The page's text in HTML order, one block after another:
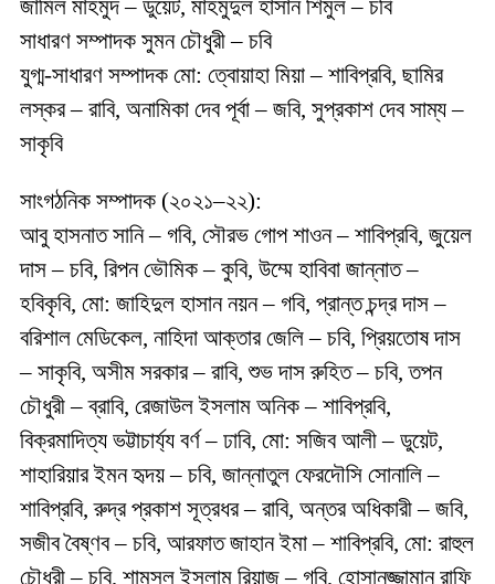
জামিল মাহমুদ – ডুয়েট, মাহমুদুল হাসান শিমুল – চবি
সাধারণ সম্পাদক সুমন চৌধুরী – চবি
যুগ্ম-সাধারণ সম্পাদক মো: ত্বোয়াহা মিয়া – শাবিপ্রবি, ছামির
লস্কর – রাবি, অনামিকা দেব পূর্বা – জবি, সুপ্রকাশ দেব সাম্য –
সাকৃবি
সাংগঠনিক সম্পাদক (২০২১–২২):
আবু হাসনাত সানি – গবি, সৌরভ গোপ শাওন – শাবিপ্রবি, জুয়েল
দাস – চবি, রিপন ভৌমিক – কুবি, উম্মে হাবিবা জান্নাত –
হবিকৃবি, মো: জাহিদুল হাসান নয়ন – গবি, প্রান্ত চন্দ্র দাস –
বরিশাল মেডিকেল, নাহিদা আক্তার জেলি – চবি, প্রিয়তোষ দাস
– সাকৃবি, অসীম সরকার – রাবি, শুভ দাস রুহিত – চবি, তপন
চৌধুরী – ব্রাবি, রেজাউল ইসলাম অনিক – শাবিপ্রবি,
বিক্রমাদিত্য ভট্টাচার্য্য বর্ণ – ঢাবি, মো: সজিব আলী – ডুয়েট,
শাহারিয়ার ইমন হৃদয় – চবি, জান্নাতুল ফেরদৌসি সোনালি –
শাবিপ্রবি, রুদ্র প্রকাশ সূত্রধর – রাবি, অন্তর অধিকারী – জবি,
সজীব বৈষ্ণব – চবি, আরফাত জাহান ইমা – শাবিপ্রবি, মো: রাহুল
চৌধুরী – চবি, শামসুল ইসলাম রিয়াজ – গবি, হোসানুজ্জামান রাফি